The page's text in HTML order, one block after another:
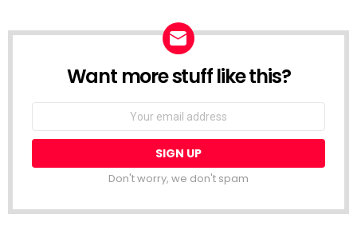
NEWSLETTER
Want more stuff like this?
Email
Don't worry, we don't spam